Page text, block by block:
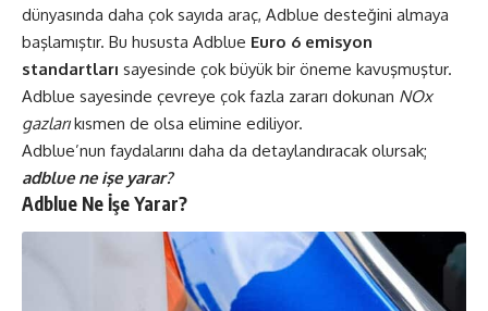
dünyasında daha çok sayıda araç, Adblue desteğini almaya
başlamıştır. Bu hususta Adblue Euro 6 emisyon
standartları sayesinde çok büyük bir öneme kavuşmuştur.
Adblue sayesinde çevreye çok fazla zararı dokunan NOx
gazlarıkısmen de olsa elimine ediliyor.
Adblue’nun faydalarını daha da detaylandıracak olursak;
adblue ne işe yarar?
Adblue Ne İşe Yarar?